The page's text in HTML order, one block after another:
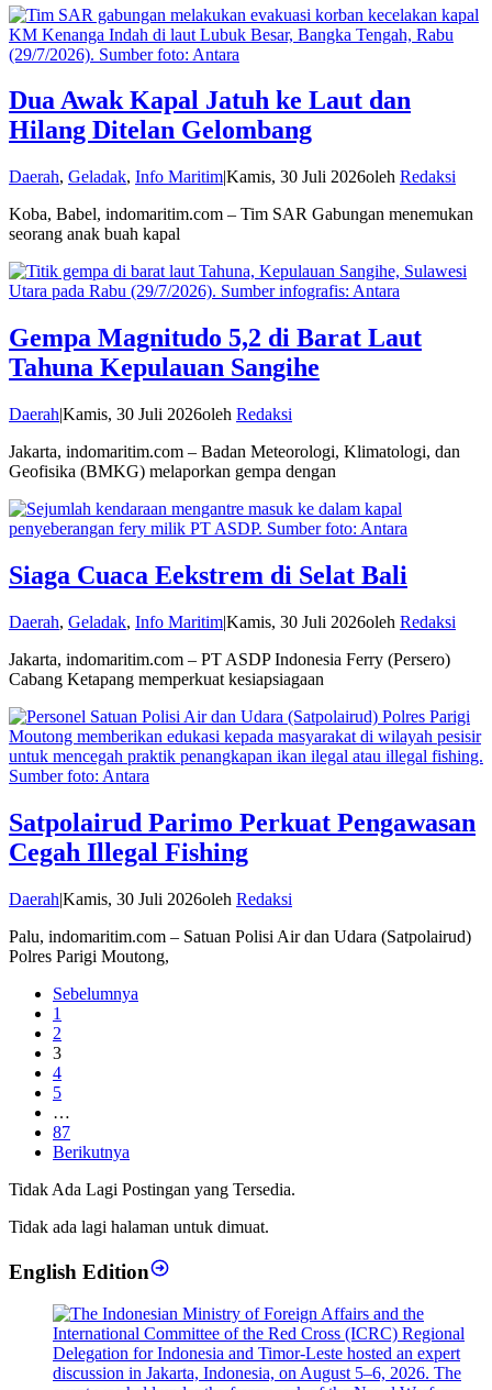
Dua Awak Kapal Jatuh ke Laut dan
Hilang Ditelan Gelombang
Daerah, Geladak, Info Maritim|Kamis, 30 Juli 2026oleh Redaksi
Koba, Babel, indomaritim.com – Tim SAR Gabungan menemukan
seorang anak buah kapal
Gempa Magnitudo 5,2 di Barat Laut
Tahuna Kepulauan Sangihe
Daerah|Kamis, 30 Juli 2026oleh Redaksi
Jakarta, indomaritim.com – Badan Meteorologi, Klimatologi, dan
Geofisika (BMKG) melaporkan gempa dengan
Siaga Cuaca Eekstrem di Selat Bali
Daerah, Geladak, Info Maritim|Kamis, 30 Juli 2026oleh Redaksi
Jakarta, indomaritim.com – PT ASDP Indonesia Ferry (Persero)
Cabang Ketapang memperkuat kesiapsiagaan
Satpolairud Parimo Perkuat Pengawasan
Cegah Illegal Fishing
Daerah|Kamis, 30 Juli 2026oleh Redaksi
Palu, indomaritim.com – Satuan Polisi Air dan Udara (Satpolairud)
Polres Parigi Moutong,
Sebelumnya
1
2
3
4
5
…
87
Berikutnya
Tidak Ada Lagi Postingan yang Tersedia.
Tidak ada lagi halaman untuk dimuat.
English Edition